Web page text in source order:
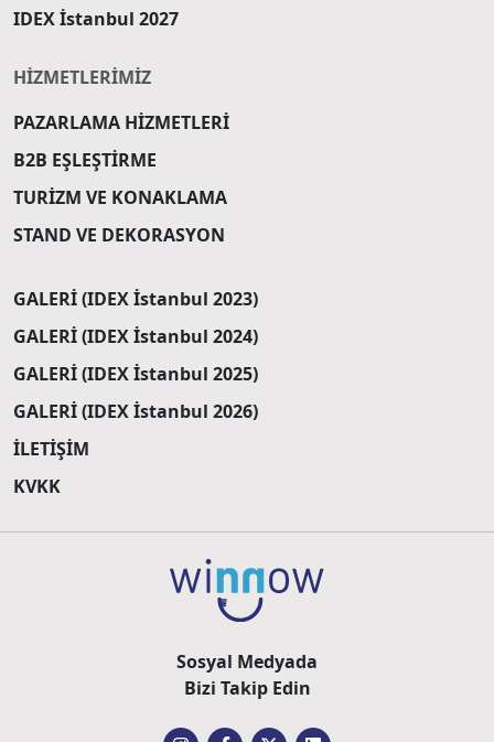
IDEX İstanbul 2027
HİZMETLERİMİZ
PAZARLAMA HİZMETLERİ
B2B EŞLEŞTİRME
TURİZM VE KONAKLAMA
STAND VE DEKORASYON
GALERİ (IDEX İstanbul 2023)
GALERİ (IDEX İstanbul 2024)
GALERİ (IDEX İstanbul 2025)
GALERİ (IDEX İstanbul 2026)
İLETİŞİM
KVKK
Sosyal Medyada
Bizi Takip Edin